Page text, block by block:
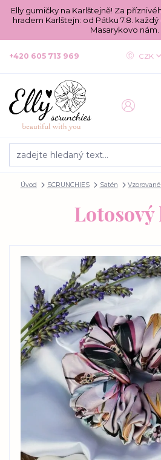
Elly gumičky na Karlštejně! Za
hradem Karlštejn: od Pátku 7.8. každý
Masarykovo nám.
CZK
+420 605 713 969
Úvod SCRUNCHIES Satén
Lotosový